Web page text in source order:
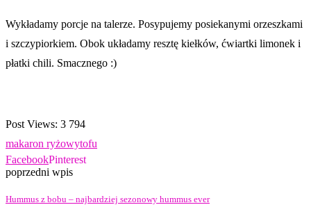
Wykładamy porcje na talerze. Posypujemy posiekanymi orzeszkami
i szczypiorkiem. Obok układamy resztę kiełków, ćwiartki limonek i
płatki chili. Smacznego :)
Post Views: 3 794
makaron ryżowytofu
FacebookPinterest
poprzedni wpis
Hummus z bobu – najbardziej sezonowy hummus ever